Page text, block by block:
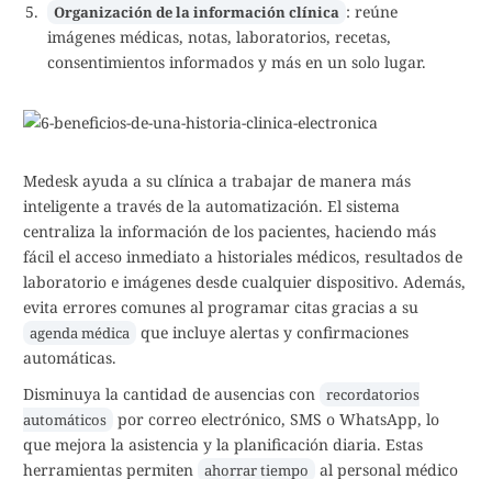
Organización de la información clínica : reúne
imágenes médicas, notas, laboratorios, recetas,
consentimientos informados y más en un solo lugar.
Medesk ayuda a su clínica a trabajar de manera más
inteligente a través de la automatización. El sistema
centraliza la información de los pacientes, haciendo más
fácil el acceso inmediato a historiales médicos, resultados de
laboratorio e imágenes desde cualquier dispositivo. Además,
evita errores comunes al programar citas gracias a su
agenda médica que incluye alertas y confirmaciones
automáticas.
Disminuya la cantidad de ausencias con recordatorios
automáticos por correo electrónico, SMS o WhatsApp, lo
que mejora la asistencia y la planificación diaria. Estas
herramientas permiten ahorrar tiempo al personal médico